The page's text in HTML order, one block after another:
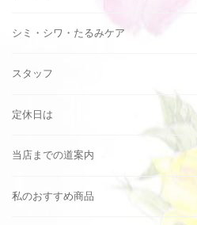
シミ・シワ・たるみケア
スタッフ
定休日は
当店までの道案内
私のおすすめ商品